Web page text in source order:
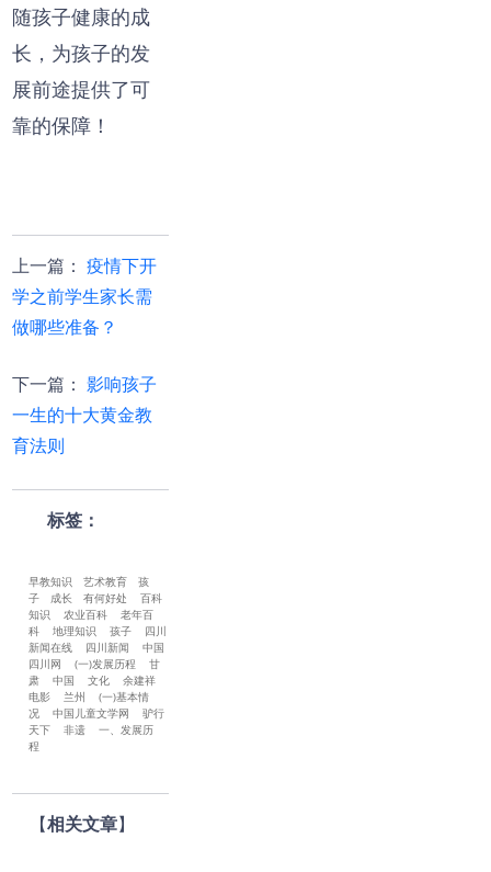
随孩子健康的成
长，为孩子的发
展前途提供了可
靠的保障！
上一篇 ：疫情下开
学之前学生家长需
做哪些准备？
下一篇 ：影响孩子
一生的十大黄金教
育法则
标签：
早教知识 艺术教育
孩
子
成长 有何好处
百科
知识
农业百科
老年百
科
地理知识 孩子
四川
新闻在线
四川新闻
中国
四川网
(一)发展历程
甘
肃
中国 文化
余建祥
电影
兰州
(一)基本情
况
中国儿童文学网
驴行
天下
非遗
一、发展历
程
【相关文章】